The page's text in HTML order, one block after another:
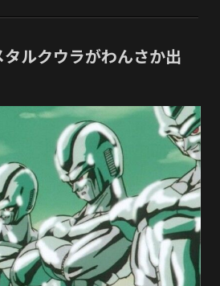
ルクウラがわんさか出